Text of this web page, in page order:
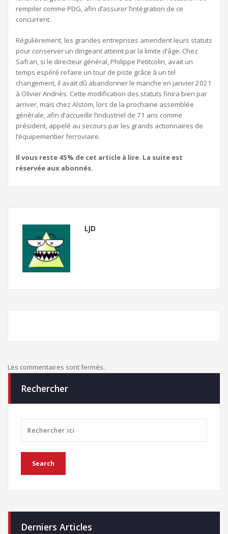
rempiler comme PDG, afin d’assurer l’intégration de ce
concurrent.
Régulièrement, les grandes entreprises amendent leurs statuts
pour conserver un dirigeant atteint par la limite d’âge. Chez
Safran, si le directeur général, Philippe Petitcolin, avait un
temps espéré refaire un tour de piste grâce à un tel
changement, il avait dû abandonner le manche en janvier 2021
à Olivier Andriès. Cette modification des statuts finira bien par
arriver, mais chez Alstom, lors de la prochaine assemblée
générale, afin d’accueillir l’industriel de 71 ans comme
président, appelé au secours par les grands actionnaires de
l’équipementier ferroviaire.
Il vous reste 45% de cet article à lire. La suite est
réservée aux abonnés.
LJD
Les commentaires sont fermés.
Rechercher
Derniers Articles